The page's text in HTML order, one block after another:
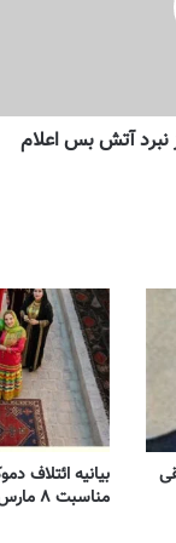
و حماس پس از ۱۱ روز نبرد آتش بس اعلام
بیانیه ائتلاف
مناسبت ۸ مارس – روز جهانی زن